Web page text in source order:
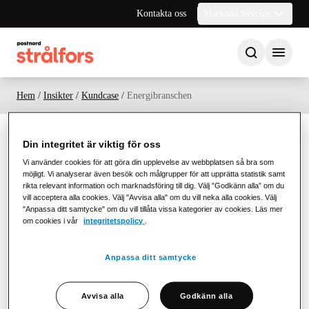
Kontakta oss
Hem / Insikter / Kundcase / Energibranschen
PostNord Strålfors förenklar kommunikationen av fakturor och
viktig affärsinformation mellan företag och deras kunder och
Håll dig uppdaterad!
Prenumerera på vårt nyhetsbrev för insikter, trender och
Din integritet är viktig för oss
Vi använder cookies för att göra din upplevelse av webbplatsen så bra som
möjligt. Vi analyserar även besök och målgrupper för att upprätta statistik samt
rikta relevant information och marknadsföring till dig. Välj ”Godkänn alla” om du
vill acceptera alla cookies. Välj "Avvisa alla" om du vill neka alla cookies. Välj
"Anpassa ditt samtycke" om du vill tillåta vissa kategorier av cookies. Läs mer
om cookies i vår
integritetspolicy
Anpassa ditt samtycke
Avvisa alla Godkänn alla